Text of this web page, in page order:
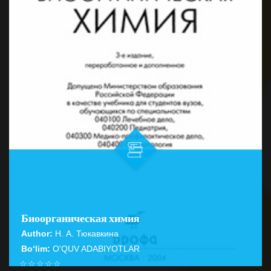
Биоорганическая химия
Author: Н. А. Тюкавкина
Bo‘lim: O'QUV ADABIYOTLAR
☆
☆
☆
☆
☆